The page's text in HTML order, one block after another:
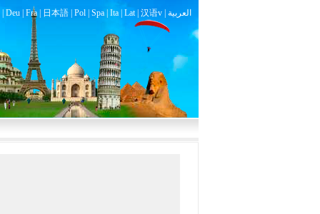
Deu| Fra| 日本語| Pol| Spa| Ita| Lat| 汉语v | العربية